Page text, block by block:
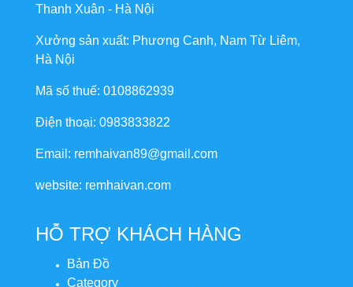
Thanh Xuân - Hà Nội
Xưởng sản xuất: Phương Canh, Nam Từ Liêm,
Hà Nội
Mã số thuế: 0108862939
Điện thoại: 0983833822
Email: remhaivan89@gmail.com
website: remhaivan.com
HỖ TRỢ KHÁCH HÀNG
Bản Đồ
Category